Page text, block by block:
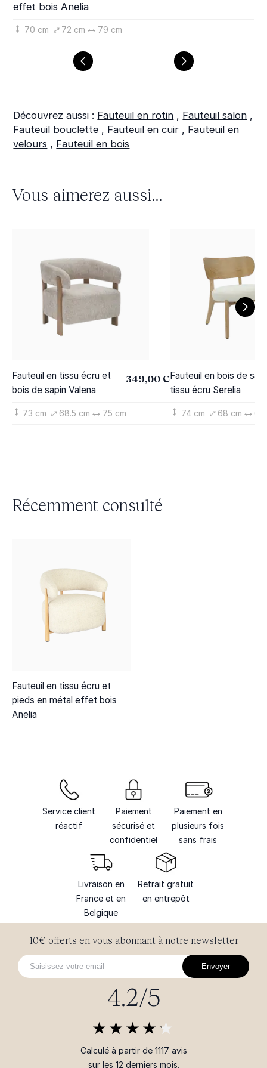
effet bois Anelia
70 cm 72 cm 79 cm
Découvrez aussi : Fauteuil en rotin , Fauteuil salon ,
Fauteuil bouclette , Fauteuil en cuir , Fauteuil en
velours , Fauteuil en bois
Vous aimerez aussi...
Fauteuil en tissu écru et
bois de sapin Valena
349,00 €
73 cm 68.5 cm 75 cm
Fauteuil en bois de
tissu écru Serelia
74 cm 68 cm
Récemment consulté
Fauteuil en tissu écru et
pieds en métal effet bois
Anelia
Service client
réactif
Paiement
sécurisé et
confidentiel
Paiement en
plusieurs fois
sans frais
Livraison en
France et en
Belgique
Retrait gratuit
en entrepôt
10€ offerts en vous abonnant à notre newsletter
Envoyer
4.2/5
Calculé à partir de 1117 avis
sur les 12 derniers mois.